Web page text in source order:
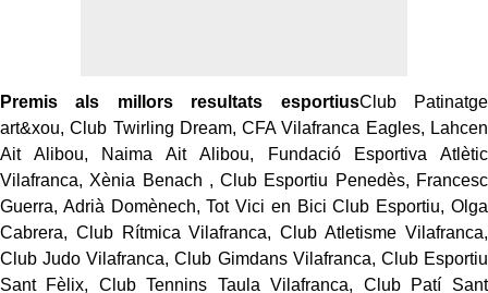
Premis als millors resultats esportiusClub Patinatge
art&xou, Club Twirling Dream, CFA Vilafranca Eagles, Lahcen
Ait Alibou, Naima Ait Alibou, Fundació Esportiva Atlètic
Vilafranca, Xènia Benach , Club Esportiu Penedès, Francesc
Guerra, Adrià Domènech, Tot Vici en Bici Club Esportiu, Olga
Cabrera, Club Rítmica Vilafranca, Club Atletisme Vilafranca,
Club Judo Vilafranca, Club Gimdans Vilafranca, Club Esportiu
Sant Fèlix, Club Tennins Taula Vilafranca, Club Patí Sant